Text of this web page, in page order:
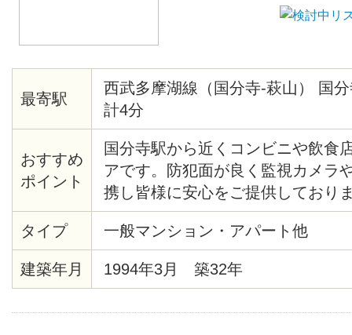
最寄駅
西武多摩湖線（国分寺-萩山） 国
計4分
おすすめ
ポイント
国分寺駅から近くコンビニや飲食
アです。防犯面が良く監視カメラ
携し皆様に安心をご提供しており
お部屋ですが、初めての一人暮ら
単にクイックルワイパーでささっ
ます♪お部屋の中も改装されてお
ています。アルバイトをお考えの
タイプ 一般マンション・アパート他
建築年月 1994年3月 築32年